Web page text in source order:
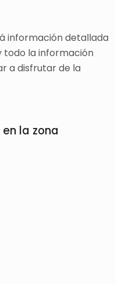
información detallada
todo la información
a disfrutar de la
la zona